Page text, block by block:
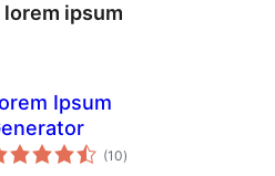
lorem ipsum
Ipsum
(10საერთო
რეიტინგი
)